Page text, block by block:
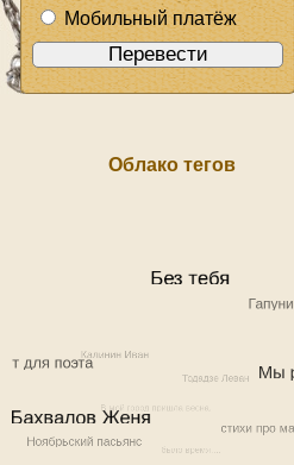
Мобильный платёж
Облако тегов